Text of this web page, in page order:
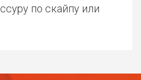
по скайпу или